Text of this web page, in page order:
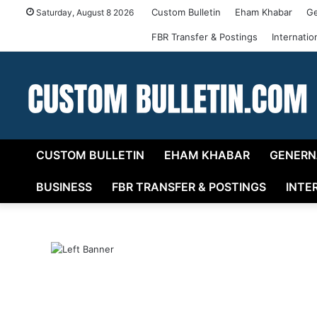
Saturday, August 8 2026 Custom Bulletin Eham Khabar
FBR Transfer & Postings
CUSTOM BULLETIN EHAM KHABAR
BUSINESS FBR TRANSFER & POSTINGS